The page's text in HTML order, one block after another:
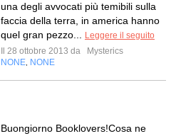
una degli avvocati più temibili sulla
faccia della terra, in america hanno
quel gran pezzo...
Leggere il seguito
Il 28 ottobre 2013 da
Mysterics
NONE NONE
Buongiorno Booklovers!Cosa ne